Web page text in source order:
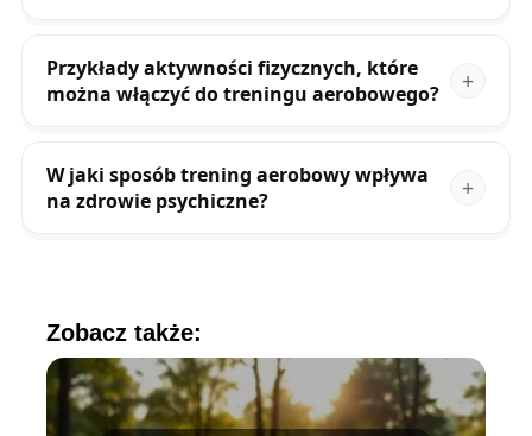
Przykłady aktywności fizycznych, które
można włączyć do treningu aerobowego?
W jaki sposób trening aerobowy wpływa
na zdrowie psychiczne?
Zobacz także: